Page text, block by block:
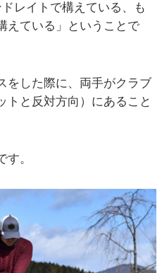
レイトで構えている、も
えている」ということで
をした際に、両手がクラブ
トと反対方向）にあること
。